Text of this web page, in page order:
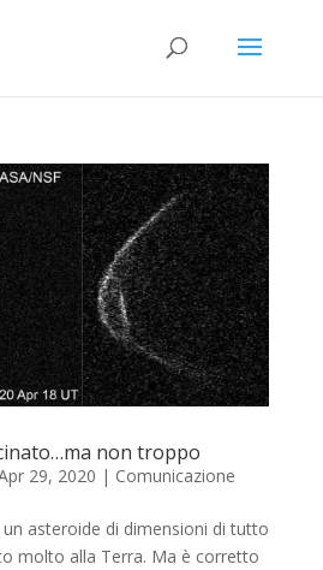
non troppo
29, 2020 | Comunicazione
asteroide di dimensioni di tutto
molto alla Terra. Ma è corretto